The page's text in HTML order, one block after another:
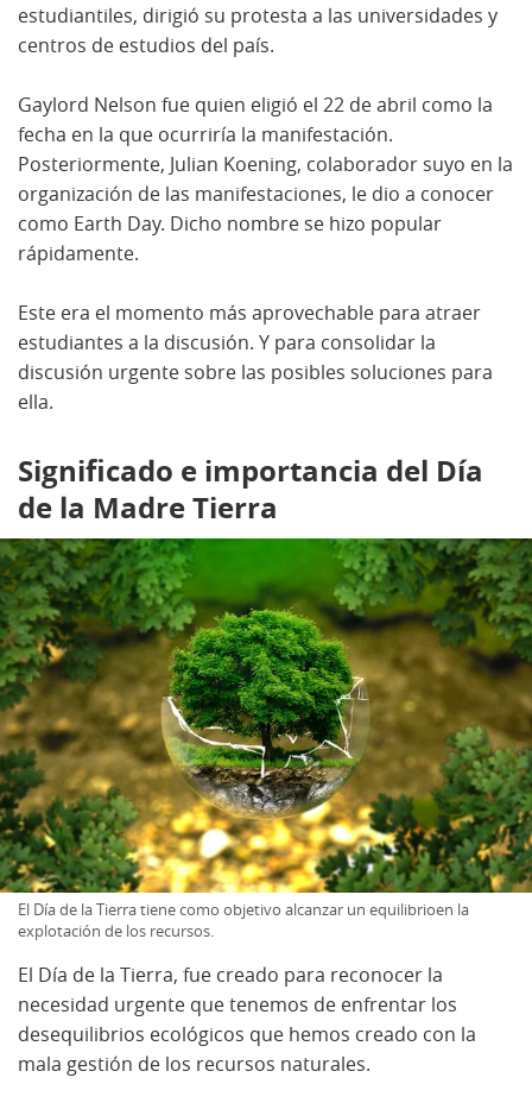
estudiantiles, dirigió su protesta a las universidades y
centros de estudios del país.
Gaylord Nelson fue quien eligió el 22 de abril como la
fecha en la que ocurriría la manifestación.
Posteriormente, Julian Koening, colaborador suyo en la
organización de las manifestaciones, le dio a conocer
como Earth Day. Dicho nombre se hizo popular
rápidamente.
Este era el momento más aprovechable para atraer
estudiantes a la discusión. Y para consolidar la
discusión urgente sobre las posibles soluciones para
ella.
Significado e importancia del Día
de la Madre Tierra
El Día de la Tierra tiene como objetivo alcanzar un equilibrioen la
explotación de los recursos.
El Día de la Tierra, fue creado para reconocer la
necesidad urgente que tenemos de enfrentar los
desequilibrios ecológicos que hemos creado con la
mala gestión de los recursos naturales.